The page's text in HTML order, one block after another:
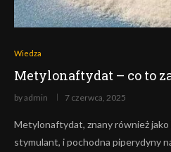
Wiedza
Metylonaftydat – co to
byadmin 7 czerwca, 2025
Metylonaftydat, znany również
stymulant, i pochodna piperydyny